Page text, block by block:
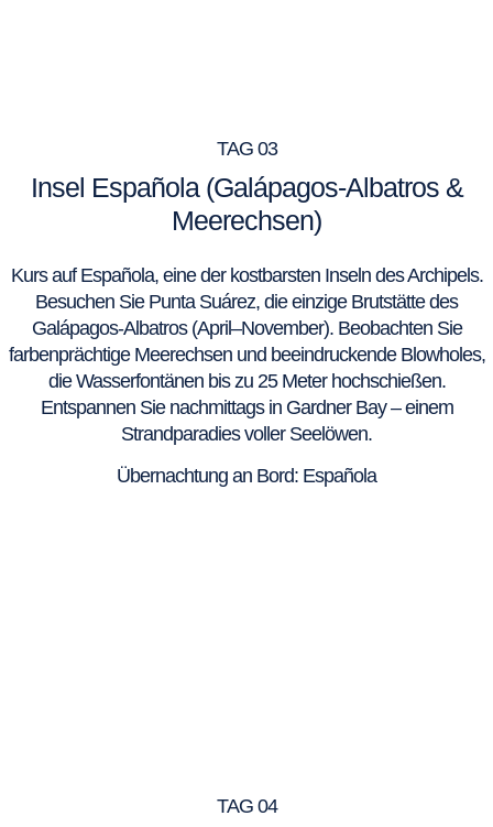
TAG 03
Insel Española (Galápagos-Albatros &
Meerechsen)
Kurs auf Española, eine der kostbarsten Inseln des Archipels.
Besuchen Sie Punta Suárez, die einzige Brutstätte des
Galápagos-Albatros (April–November). Beobachten Sie
farbenprächtige Meerechsen und beeindruckende Blowholes,
die Wasserfontänen bis zu 25 Meter hochschießen.
Entspannen Sie nachmittags in Gardner Bay – einem
Strandparadies voller Seelöwen.
Übernachtung an Bord: Española
TAG 04